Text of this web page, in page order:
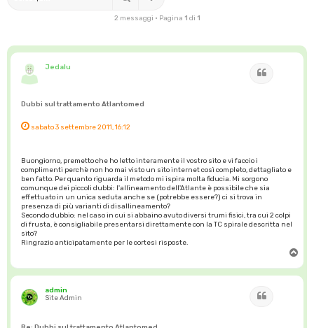
2 messaggi • Pagina 1 di 1
Jedalu
Dubbi sul trattamento Atlantomed
sabato 3 settembre 2011, 16:12
Buongiorno, premetto che ho letto interamente il vostro sito e vi faccio i
complimenti perchè non ho mai visto un sito internet così completo, dettagliato e
ben fatto. Per quanto riguarda il metodo mi ispira molta fiducia. Mi sorgono
comunque dei piccoli dubbi: l'allineamento dell'Atlante è possibile che sia
effettuato in un unica seduta anche se (potrebbe essere?) ci si trova in
presenza di più varianti di disallineamento?
Secondo dubbio: nel caso in cui si abbaino avuto diversi trumi fisici, tra cui 2 colpi
di frusta, è consigliabile presentarsi direttamente con la TC spirale descritta nel
sito?
Ringrazio anticipatamente per le cortesi risposte.
p
admin
Site Admin